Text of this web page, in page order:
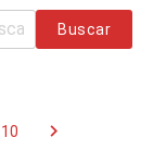
Buscar
10 chevron_right